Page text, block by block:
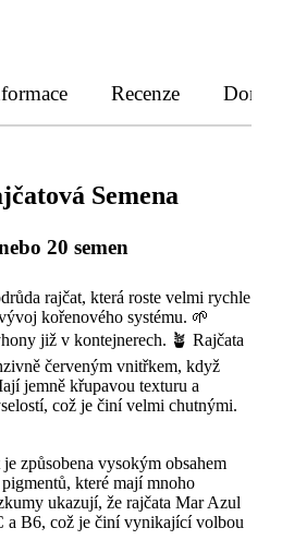
Recenze
Semena
20 semen
rajčat, která roste velmi rychle
kořenového systému. 🌱
již v kontejnerech. 🪴 Rajčata
červeným vnitřkem, když
jemně křupavou texturu a
což je činí velmi chutnými.
způsobena vysokým obsahem
které mají mnoho
ukazují, že rajčata Mar Azul
a B6, což je činí vynikající volbou